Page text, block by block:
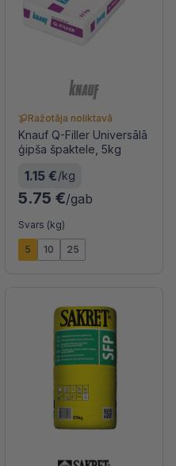
Ražotāja noliktavā
Knauf Q-Filler Universālā
ģipša špaktele, 5kg
1.15 €/kg
5.75 €/gab
Svars (kg)
5 10 25